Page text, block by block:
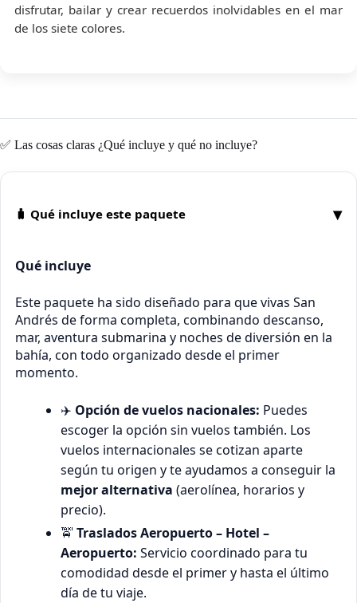
disfrutar, bailar y crear recuerdos inolvidables en el mar
de los siete colores.
✅ Las cosas claras ¿Qué incluye y qué no incluye?
🧳 Qué incluye este paquete ▾
Qué incluye
Este paquete ha sido diseñado para que vivas San
Andrés de forma completa, combinando descanso,
mar, aventura submarina y noches de diversión en la
bahía, con todo organizado desde el primer
momento.
✈️ Opción de vuelos nacionales: Puedes
escoger la opción sin vuelos también. Los
vuelos internacionales se cotizan aparte
según tu origen y te ayudamos a conseguir la
mejor alternativa (aerolínea, horarios y
precio).
🚖Traslados Aeropuerto – Hotel –
Aeropuerto: Servicio coordinado para tu
comodidad desde el primer y hasta el último
día de tu viaje.